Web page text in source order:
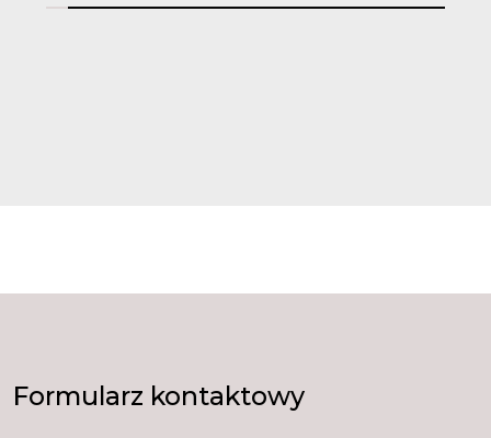
Formularz kontaktowy